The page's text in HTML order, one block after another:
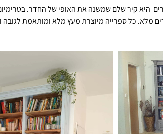
היא קיר שלם שמשנה את האופי של החדר.
מלא. כל ספרייה מיוצרת מעץ מלא ומותאמת